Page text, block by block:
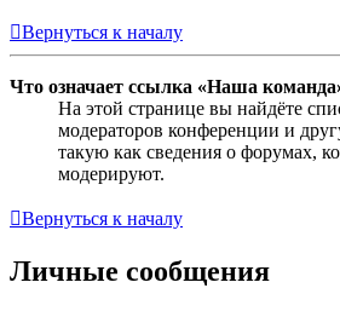
Вернуться к началу
Что означает ссылка «Наша
На этой странице вы найдёте
модераторов конференции и
такую как сведения о форумах,
модерируют.
Вернуться к началу
Личные сообщения